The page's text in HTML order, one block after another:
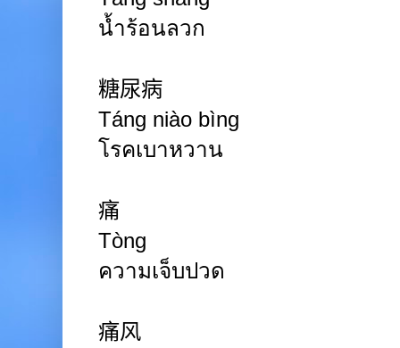
น้ำร้อนลวก
糖尿病
Táng niào bìng
โรคเบาหวาน
痛
Tòng
ความเจ็บปวด
痛风